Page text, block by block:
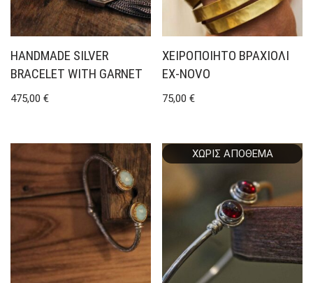
HANDMADE SILVER
BRACELET WITH GARNET
475,00 €
ΧΕΙΡΟΠΟΊΗΤΟ ΒΡΑΧΙΌΛΙ
EX-NOVO
75,00€
ΧΩΡΊΣ ΑΠΌΘΕΜΑ